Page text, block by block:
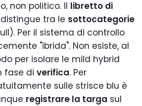
non politico. Il libretto di
tra le sottocategorie
Per il sistema di controllo
"ibrida". Non esiste, al
per isolare le mild hybrid
fase di verifica. Per
sulle strisce blu è
registrare la targa sul